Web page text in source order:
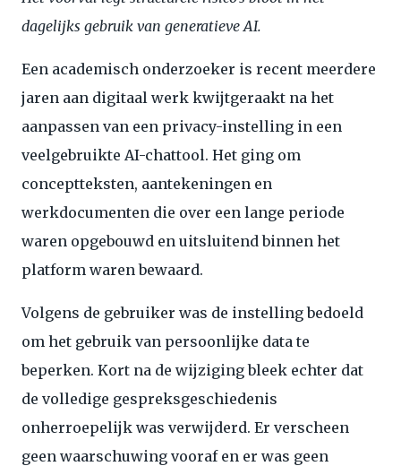
dagelijks gebruik van generatieve AI.
Een academisch onderzoeker is recent meerdere
jaren aan digitaal werk kwijtgeraakt na het
aanpassen van een privacy-instelling in een
veelgebruikte AI-chattool. Het ging om
conceptteksten, aantekeningen en
werkdocumenten die over een lange periode
waren opgebouwd en uitsluitend binnen het
platform waren bewaard.
Volgens de gebruiker was de instelling bedoeld
om het gebruik van persoonlijke data te
beperken. Kort na de wijziging bleek echter dat
de volledige gespreksgeschiedenis
onherroepelijk was verwijderd. Er verscheen
geen waarschuwing vooraf en er was geen